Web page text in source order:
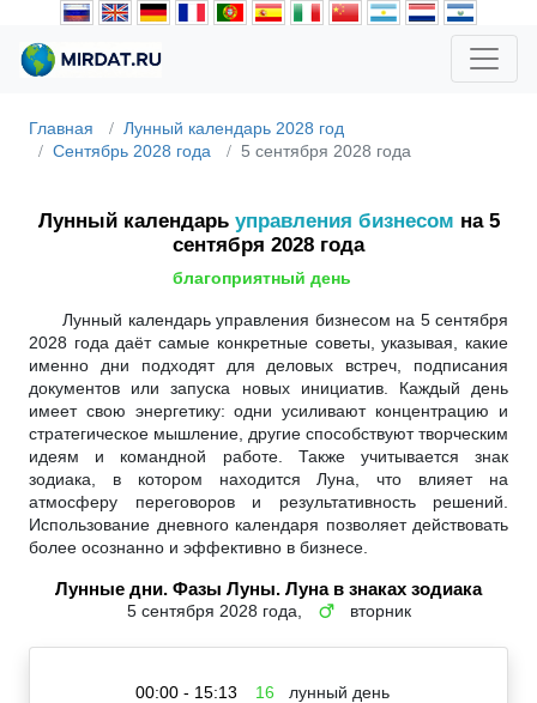
Главная
Лунный календарь 2028 год
Сентябрь 2028 года
5 сентября 2028 года
Лунный календарь управления бизнесом на 5
сентября 2028 года
благоприятный день
Лунный календарь управления бизнесом на 5 сентября
2028 года даёт самые конкретные советы, указывая, какие
именно дни подходят для деловых встреч, подписания
документов или запуска новых инициатив. Каждый день
имеет свою энергетику: одни усиливают концентрацию и
стратегическое мышление, другие способствуют творческим
идеям и командной работе. Также учитывается знак
зодиака, в котором находится Луна, что влияет на
атмосферу переговоров и результативность решений.
Использование дневного календаря позволяет действовать
более осознанно и эффективно в бизнесе.
Лунные дни. Фазы Луны. Луна в знаках зодиака
5 сентября 2028 года, ♂ вторник
00:00 - 15:13 16 лунный день